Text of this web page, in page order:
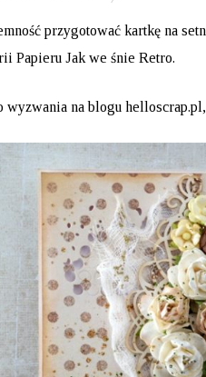
przygotować kartkę na
Papieru Jak we śnie Retro.
wyzwania nablogu helloscrap.pl